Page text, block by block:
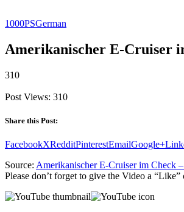
1000PSGerman
Amerikanischer E-Cruiser
310
Post Views: 310
Share this Post:
FacebookXRedditPinterestEmailGoogle+
Source: Amerikanischer E-Cruiser im Check
Please don’t forget to give the Video a